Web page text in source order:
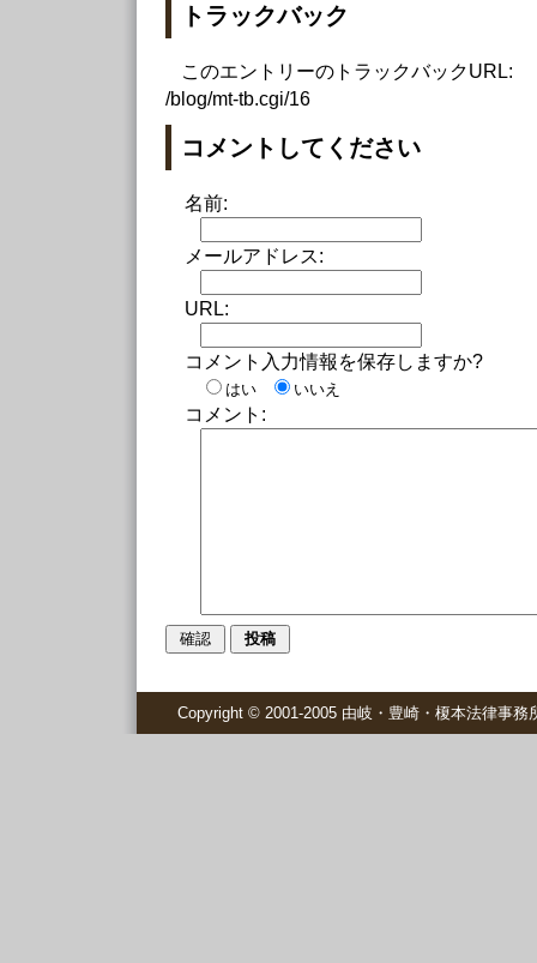
トラックバック
このエントリーのトラックバックURL:
/blog/mt-tb.cgi/16
コメントしてください
名前:
メールアドレス:
URL:
コメント入力情報を保存しますか?
はい いいえ
コメント:
Copyright © 2001-2005 由岐・豊崎・榎本法律事